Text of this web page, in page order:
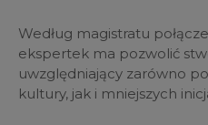
Według magistratu
ekspertek ma pozwolić
uwzględniający zarówno
kultury, jak i mniejszych